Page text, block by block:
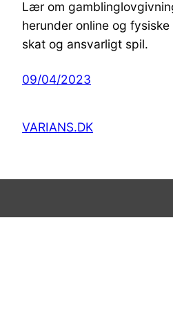
Lær om
herunder online og
skat og ansvarligt spil.
09/04/2023
VARIANS.DK